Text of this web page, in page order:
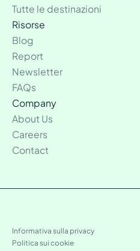
Tutte le destinazioni
Risorse
Blog
Report
Newsletter
FAQs
Company
About Us
Careers
Contact
Informativa sulla privacy
Politica sui cookie